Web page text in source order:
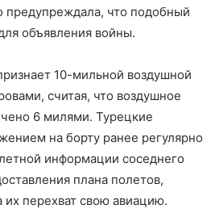
предупреждала, что подобный
объявления войны.
10-мильной воздушной
считая, что воздушное
6 милями. Турецкие
на борту ранее регулярно
информации соседнего
плана полетов,
перехват свою авиацию.